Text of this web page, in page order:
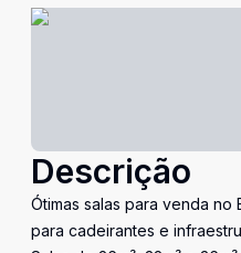
Descrição
Ótimas salas para venda
para cadeirantes e